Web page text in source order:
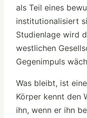
als Teil eines
institutionalisiert
Studienlage wird
westlichen
Gegenimpuls
Was bleibt, ist
Körper kennt den
ihn, wenn er ihn